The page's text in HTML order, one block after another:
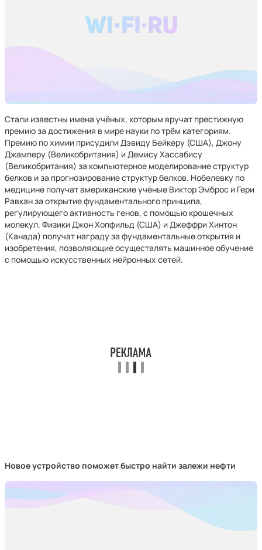
Стали известны имена учёных, которым вручат престижную
премию за достижения в мире науки по трём категориям.
Премию по химии присудили Дэвиду Бейкеру (США), Джону
Джамперу (Великобритания) и Демису Хассабису
(Великобритания) за компьютерное моделирование структур
белков и за прогнозирование структур белков. Нобелевку по
медицине получат американские учёные Виктор Эмброс и Гери
Равкан за открытие фундаментального принципа,
регулирующего активность генов, с помощью крошечных
молекул. Физики Джон Хопфильд (США) и Джеффри Хинтон
(Канада) получат награду за фундаментальные открытия и
изобретения, позволяющие осуществлять машинное обучение
с помощью искусственных нейронных сетей.
Новое устройство поможет быстро найти залежи нефти